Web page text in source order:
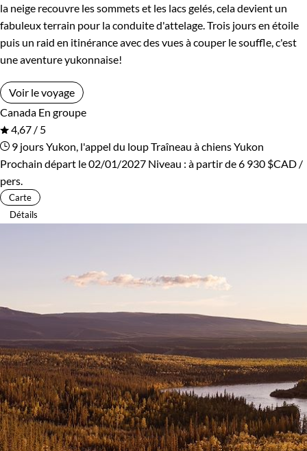
la neige recouvre les sommets et les lacs gelés, cela devient un
fabuleux terrain pour la conduite d'attelage. Trois jours en étoile
puis un raid en itinérance avec des vues à couper le souffle, c'est
une aventure yukonnaise!
Voir le voyage
Canada En groupe
4,67 / 5
9 joursYukon, l'appel du loupTraîneau à chiens Yukon
Prochain départ le 02/01/2027 Niveau : à partir de6 930 $CAD /
pers.
Carte
Détails